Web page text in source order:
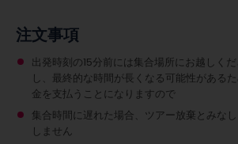
注文事項
出発時刻の15分前には集合場所にお越しく
し、最終的な時間が長くなる可能性がある
金を支払うことになりますので
集合時間に遅れた場合、ツアー放棄とみな
しません